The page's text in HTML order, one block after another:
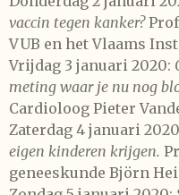
vaccin tegen kanker?
VUB en het Vlaams
Vrijdag 3 januari 2020:
meting waar je nu nog
Cardioloog Pieter
Zaterdag 4 januari
eigen kinderen krijgen.
geneeskunde Björn